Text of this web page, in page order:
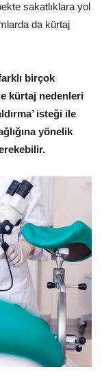
sakatlıklara yol
da kürtaj
birçok
kürtaj nedenleri
isteği ile
yönelik